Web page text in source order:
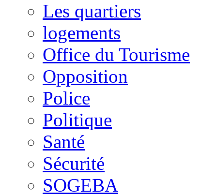
Les quartiers
logements
Office du Tourisme
Opposition
Police
Politique
Santé
Sécurité
SOGEBA